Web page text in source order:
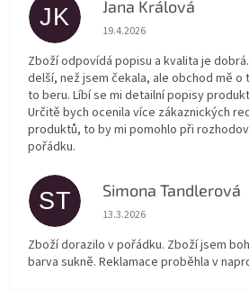
JK Jana Králová
Hodnocení obchodu je 5 z 5
19.4.2026
Zboží odpovídá popisu a kvalita je
delší, než jsem čekala, ale obchod mě
to beru. Líbí se mi detailní popisy
Určitě bych ocenila více zákaznických
produktů, to by mi pomohlo při
pořádku.
ST Simona Tandlerová
Hodnocení obchodu je 5 z 5
13.3.2026
Zboží dorazilo v pořádku. Zboží jsem
barva sukně. Reklamace proběhla v